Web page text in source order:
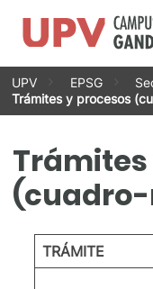
Saltar
contenido
UPV EPSG
Trámites y procesos
TRÁMITE